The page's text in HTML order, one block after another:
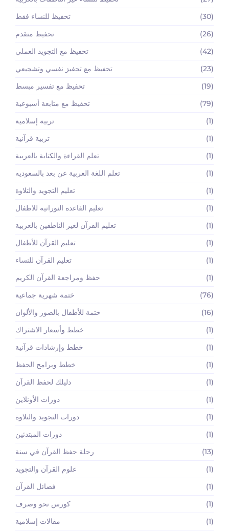
تحفيظ للنساء فقط
(30)
تحفيظ متقدم
(26)
تحفيظ مع التجويد العملي
(42)
تحفيظ مع تحفيز نفسي وتشجيعي
(23)
تحفيظ مع تفسير مبسط
(19)
تحفيظ مع متابعة أسبوعية
(79)
تربية إسلامية
(1)
تربية قرآنية
(1)
تعلم القراءة والكتابة بالعربية
(1)
تعلم اللغة العربية عن بعد بالسعوديه
(1)
تعليم التجويد والتلاوة
(1)
تعليم القاعده النورانيه للاطفال
(1)
تعليم القرآن لغير الناطقين بالعربية
(1)
تعليم القرآن للأطفال
(1)
تعليم القرآن للنساء
(1)
حفظ ومراجعة القرآن الكريم
(1)
ختمة شهرية جماعية
(76)
ختمة للأطفال بالصور والألوان
(16)
خطط وأسعار الاشتراك
(1)
خطط وإرشادات قرآنية
(1)
خطط وبرامج الحفظ
(1)
دليلك لحفظ القرآن
(1)
دورات الأونلاين
(1)
دورات التجويد والتلاوة
(1)
دورات المبتدئين
(1)
رحلة حفظ القرآن في سنة
(13)
علوم القرآن والتجويد
(1)
فضائل القرآن
(1)
كورس نحو وصرف
(1)
مقالات إسلامية
(1)